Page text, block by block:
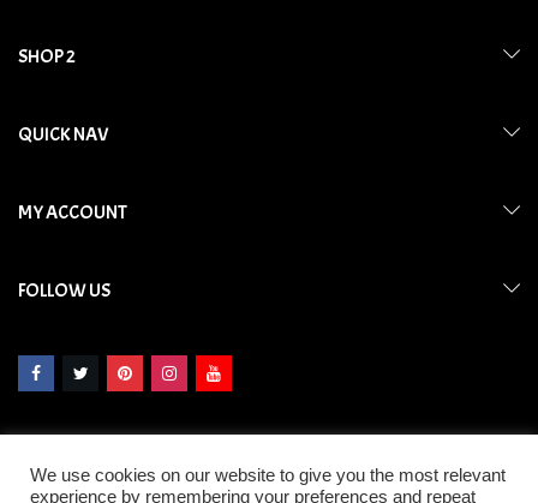
SHOP 2
QUICK NAV
MY ACCOUNT
FOLLOW US
We use cookies on our website to give you the most relevant
experience by remembering your preferences and repeat